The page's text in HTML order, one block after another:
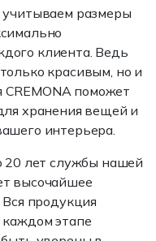
размеры
клиента. Ведь
красивым, но и
поможет
хранения вещей и
интерьера.
20 лет службы нашей
высочайшее
продукция
каждом этапе